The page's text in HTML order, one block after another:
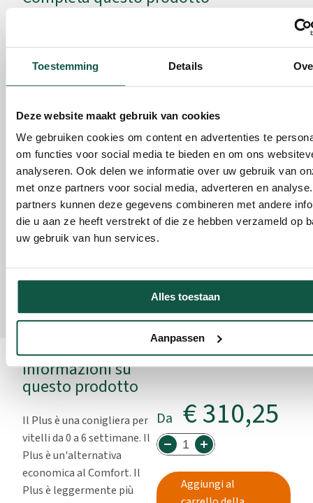
Toestemming Details
Deze website maakt gebruik van cookies
We gebruiken cookies om content en advertenties te
om functies voor social media te bieden en om ons
analyseren. Ook delen we informatie over uw gebruik van
met onze partners voor social media, adverteren en
partners kunnen deze gegevens combineren met andere
die u aan ze heeft verstrekt of die ze hebben verzameld op
uw gebruik van hun services.
Alles toestaan
Aanpassen
Portafieno Plus / Comfort
Codice articolo 250540
Da29,75
Quantità consigliata per Plus con
Targa informativa
supporto
Codice articolo 802505
Da11,05
Informazioni su
questo prodotto
Il Plus è una conigliera per
vitelli da 0 a 6 settimane. Il
Plus è un'alternativa
economica al Comfort. Il
Plus è leggermente più
Da € 310,25
Aggiungi al